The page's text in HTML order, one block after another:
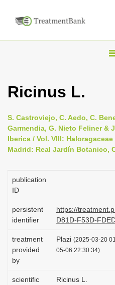
T
e
n
a
a
t
i
Ricinus L.
S. Castroviejo, C. Aedo, C.
Garmendia, G. Nieto Feliner &
Iberica / Vol. VIII:
Madrid: Real Jardín Botanico,
publication
ID
persistent
identifier
https://
D81D-F53D-
treatment
provided
by
Plazi (2025-03-20
05-06 22:30:34)
scientific
Ricinus L.